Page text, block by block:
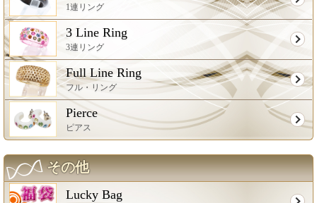
1連リング
3 Line Ring
3連リング
Full Line Ring
フル・リング
Pierce
ピアス
その他
Lucky Bag